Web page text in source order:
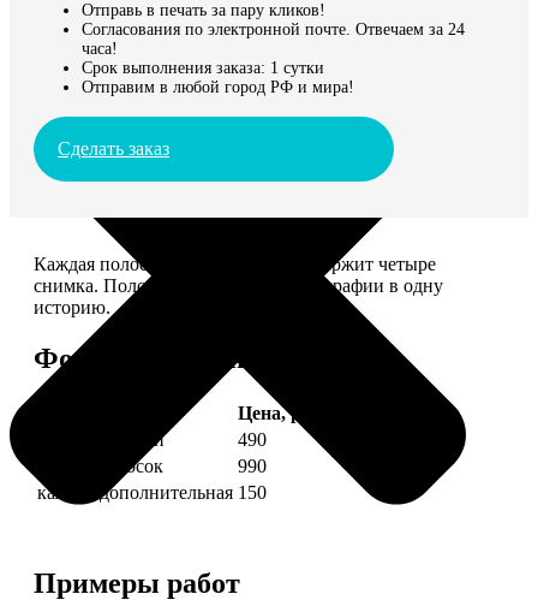
Отправь в печать за пару кликов!
Согласования по электронной почте. Отвечаем за 24
часа!
Срок выполнения заказа: 1 сутки
Отправим в любой город РФ и мира!
Сделать заказ
Каждая полоска размером 5*20 содержит четыре
снимка. Полоски объединяют фотографии в одну
историю.
Форматы и цены
Цена, руб.
4 фото полоски
490
8 фото полосок
990
каждая дополнительная 150
Примеры работ